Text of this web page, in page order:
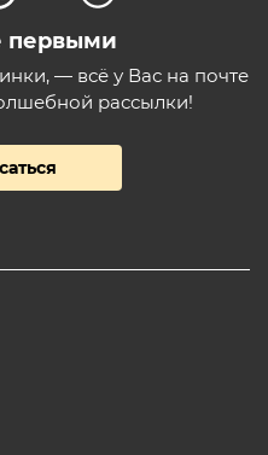
первыми
— всё у Вас на почте
рассылки!